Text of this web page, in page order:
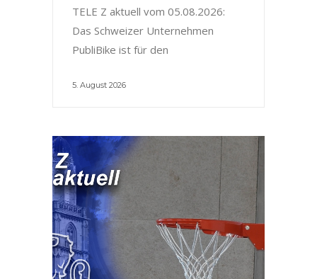
TELE Z aktuell vom 05.08.2026:
Das Schweizer Unternehmen
PubliBike ist für den
5. August 2026